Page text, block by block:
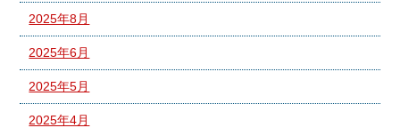
2025年8月
2025年6月
2025年5月
2025年4月